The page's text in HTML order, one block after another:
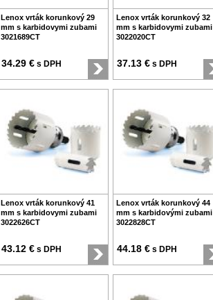
Lenox vrták korunkový 29
mm s karbidovymi zubami
3021689CT
34.29 € s DPH
Lenox vrták korunkový 32
mm s karbidovymi zubami
3022020CT
37.13 € s DPH
Lenox vrták korunkový 41
mm s karbidovymi zubami
3022626CT
43.12 € s DPH
Lenox vrták korunkový 44
mm s karbidovými zubami
3022828CT
44.18 € s DPH